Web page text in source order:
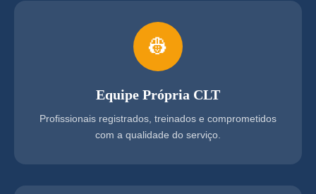
👷
Equipe Própria CLT
Profissionais registrados, treinados e comprometidos
com a qualidade do serviço.